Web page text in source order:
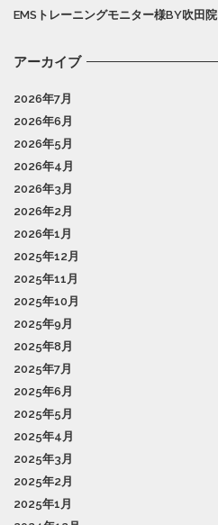
EMSトレーニングモニター様BY吹田院
アーカイブ
2026年7月
2026年6月
2026年5月
2026年4月
2026年3月
2026年2月
2026年1月
2025年12月
2025年11月
2025年10月
2025年9月
2025年8月
2025年7月
2025年6月
2025年5月
2025年4月
2025年3月
2025年2月
2025年1月